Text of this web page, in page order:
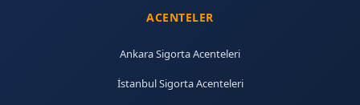
ACENTELER
Ankara Sigorta Acenteleri
İstanbul Sigorta Acenteleri